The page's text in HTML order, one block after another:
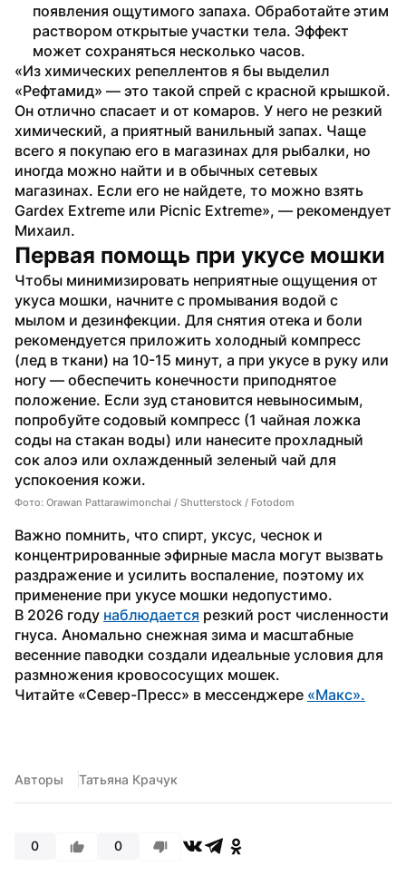
появления ощутимого запаха. Обработайте этим
раствором открытые участки тела. Эффект
может сохраняться несколько часов.
«Из химических репеллентов я бы выделил
«Рефтамид» — это такой спрей с красной крышкой.
Он отлично спасает и от комаров. У него не резкий
химический, а приятный ванильный запах. Чаще
всего я покупаю его в магазинах для рыбалки, но
иногда можно найти и в обычных сетевых
магазинах. Если его не найдете, то можно взять
Gardex Extreme или Picnic Extreme», — рекомендует
Михаил.
Первая помощь при укусе мошки
Чтобы минимизировать неприятные ощущения от
укуса мошки, начните с промывания водой с
мылом и дезинфекции. Для снятия отека и боли
рекомендуется приложить холодный компресс
(лед в ткани) на 10-15 минут, а при укусе в руку или
ногу — обеспечить конечности приподнятое
положение. Если зуд становится невыносимым,
попробуйте содовый компресс (1 чайная ложка
соды на стакан воды) или нанесите прохладный
сок алоэ или охлажденный зеленый чай для
успокоения кожи.
Фото: Orawan Pattarawimonchai / Shutterstock / Fotodom
Важно помнить, что спирт, уксус, чеснок и
концентрированные эфирные масла могут вызвать
раздражение и усилить воспаление, поэтому их
применение при укусе мошки недопустимо.
В 2026 году наблюдается резкий рост численности
гнуса. Аномально снежная зима и масштабные
весенние паводки создали идеальные условия для
размножения кровососущих мошек.
Читайте «Север-Пресс» в мессенджере «Макс».
Авторы Татьяна Крачук
0 0